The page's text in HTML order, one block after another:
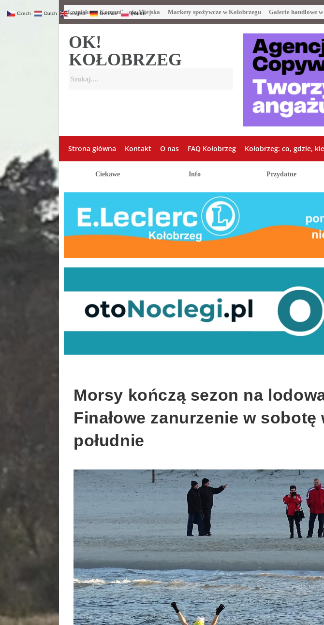
Lotnisko Komunikacja Miejska Markety spożywcze w Kołobrzegu Galerie handlowe
OK!
KOŁOBRZEG
Strona główna Kontakt O nas FAQ Kołobrzeg Kołobrzeg: co, gdzie,
Ciekawe Info Przydatne
Morsy kończą sezon na
Finałowe zanurzenie w sobotę
południe
Czech Dutch English German Polish